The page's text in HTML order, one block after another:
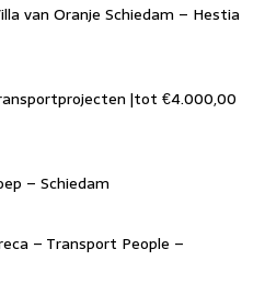
van Oranje Schiedam – Hestia
|tot €4.000,00
– Schiedam
– Transport People –